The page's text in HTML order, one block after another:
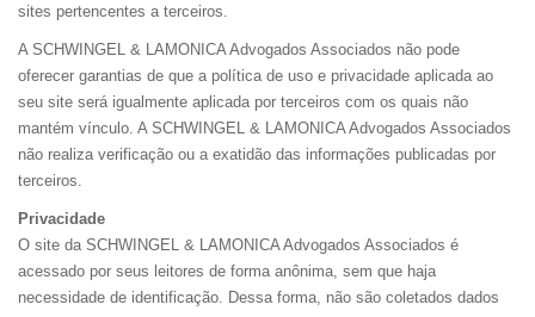
sites pertencentes a terceiros.
A SCHWINGEL & LAMONICA Advogados Associados não pode
oferecer garantias de que a política de uso e privacidade aplicada ao
seu site será igualmente aplicada por terceiros com os quais não
mantém vínculo. A SCHWINGEL & LAMONICA Advogados Associados
não realiza verificação ou a exatidão das informações publicadas por
terceiros.
Privacidade
O site da SCHWINGEL & LAMONICA Advogados Associados é
acessado por seus leitores de forma anônima, sem que haja
necessidade de identificação. Dessa forma, não são coletados dados